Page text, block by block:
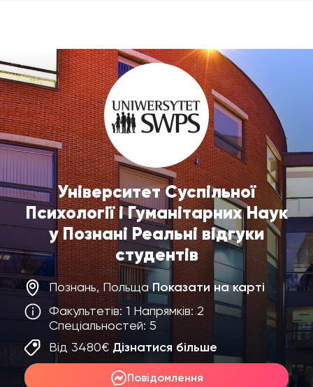
Університет Суспільної
Психології і Гуманітарних Наук
у Познані Реальні відгуки
студентів
Познань, ПольщаПоказати на карті
Факультетів: 1 Напрямків: 2
Спеціальностей: 5
Від 3480€ Дізнатися більше
Повідомлення